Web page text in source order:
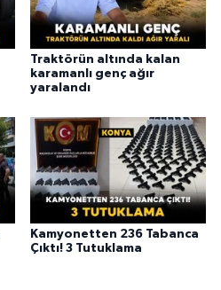
Traktörün altında kalan
karamanlı genç ağır
yaralandı
Kamyonetten 236 Tabanca
Çıktı! 3 Tutuklama